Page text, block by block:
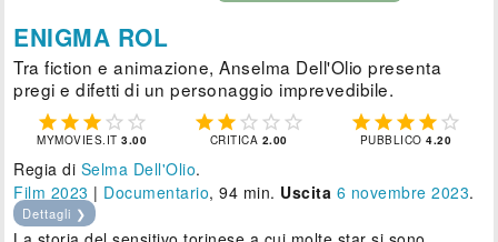
ENIGMA ROL
Tra fiction e animazione, Anselma Dell'Olio presenta
pregi e difetti di un personaggio imprevedibile.
    
MYMOVIES.IT3.00
    
CRITICA 2.00
    
PUBBLICO4.20
Regia di Selma Dell'Olio.
Film 2023 | Documentario, 94 min. Uscita 6 novembre 2023.
Dettagli ❯